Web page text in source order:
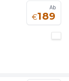
Ab
€189